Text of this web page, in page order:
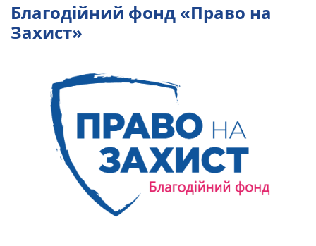
Благодійний фонд «Право на
Захист»